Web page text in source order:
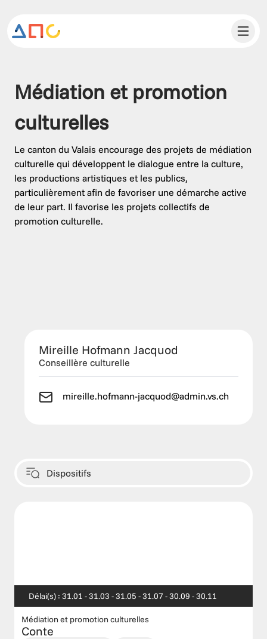
Médiation et promotion
culturelles
Le canton du Valais encourage des projets de médiation
culturelle qui développent le dialogue entre la culture,
les productions artistiques et les publics,
particulièrement afin de favoriser une démarche active
de leur part. Il favorise les projets collectifs de
promotion culturelle.
Mireille Hofmann Jacquod
Conseillère culturelle
mireille.hofmann-jacquod@admin.vs.ch
Dispositifs
Délai(s) : 31.01 - 31.03 - 31.05 - 31.07 - 30.09 - 30.11
Médiation et promotion culturelles
Conte